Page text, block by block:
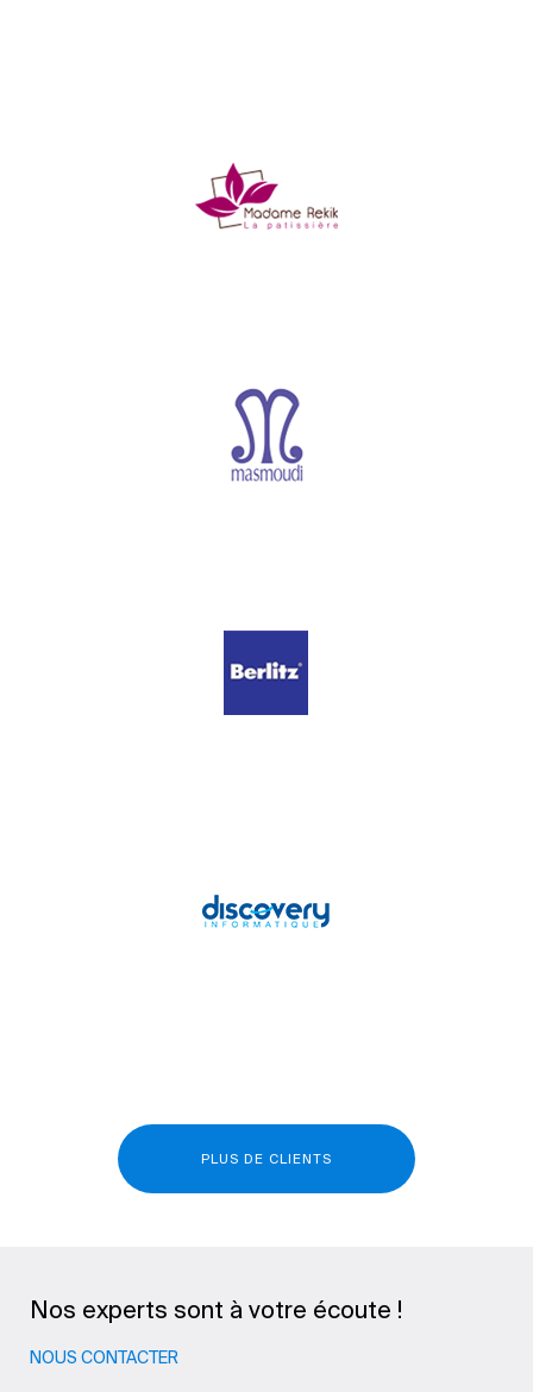
PLUS DE CLIENTS
Nos experts sont à votre écoute !
NOUS CONTACTER